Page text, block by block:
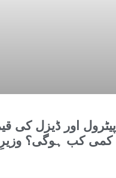
پیٹرول اور ڈیزل کی
کمی کب ہوگی؟ وزیرِ